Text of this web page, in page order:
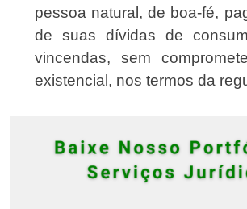
pessoa natural, de boa-fé,
de suas dívidas de
vincendas, sem
existencial, nos termos da